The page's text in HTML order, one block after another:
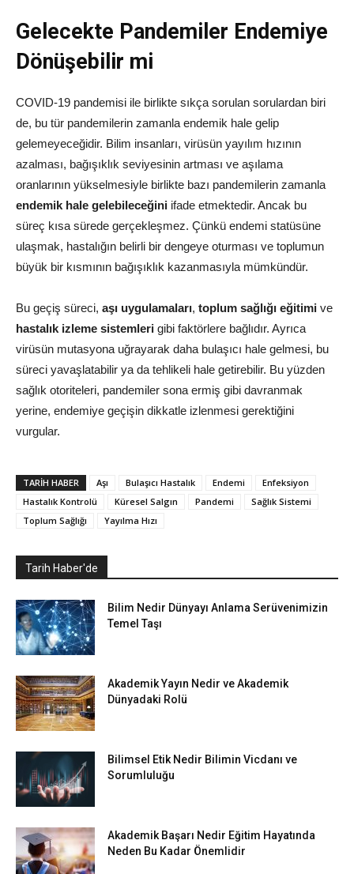
Gelecekte Pandemiler Endemiye
Dönüşebilir mi
COVID-19 pandemisi ile birlikte sıkça sorulan sorulardan biri
de, bu tür pandemilerin zamanla endemik hale gelip
gelemeyeceğidir. Bilim insanları, virüsün yayılım hızının
azalması, bağışıklık seviyesinin artması ve aşılama
oranlarının yükselmesiyle birlikte bazı pandemilerin zamanla
endemik hale gelebileceğini ifade etmektedir. Ancak bu
süreç kısa sürede gerçekleşmez. Çünkü endemi statüsüne
ulaşmak, hastalığın belirli bir dengeye oturması ve toplumun
büyük bir kısmının bağışıklık kazanmasıyla mümkündür.
Bu geçiş süreci, aşı uygulamaları, toplum sağlığı eğitimi ve
hastalık izleme sistemleri gibi faktörlere bağlıdır. Ayrıca
virüsün mutasyona uğrayarak daha bulaşıcı hale gelmesi, bu
süreci yavaşlatabilir ya da tehlikeli hale getirebilir. Bu yüzden
sağlık otoriteleri, pandemiler sona ermiş gibi davranmak
yerine, endemiye geçişin dikkatle izlenmesi gerektiğini
vurgular.
TARIH HABER Aşı Bulaşıcı Hastalık Endemi
Enfeksiyon
Hastalık Kontrolü
Küresel Salgın Pandemi
Sağlık Sistemi
Toplum Sağlığı
Yayılma Hızı
Tarih Haber'de
Bilim Nedir Dünyayı Anlama Serüvenimizin
Temel Taşı
Akademik Yayın Nedir ve Akademik
Dünyadaki Rolü
Bilimsel Etik Nedir Bilimin Vicdanı ve
Sorumluluğu
Akademik Başarı Nedir Eğitim Hayatında
Neden Bu Kadar Önemlidir